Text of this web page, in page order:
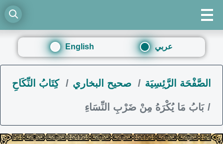
English عربي
الصَّفْحَة الرَّئِسِيَة صحيح البخاري كِتَابُ النِّكَاحِ
بَابُ مَا يُكْرَهُ مِنْ ضَرْبِ النِّسَاءِ